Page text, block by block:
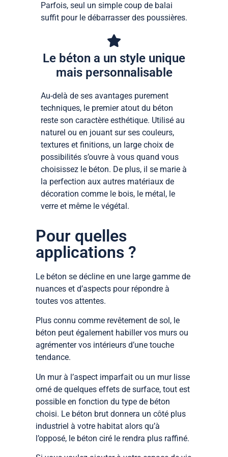
Parfois, seul un simple coup de balai
suffit pour le débarrasser des poussières.
Le béton a un style unique
mais personnalisable
Au-delà de ses avantages purement
techniques, le premier atout du béton
reste son caractère esthétique. Utilisé au
naturel ou en jouant sur ses couleurs,
textures et finitions, un large choix de
possibilités s’ouvre à vous quand vous
choisissez le béton. De plus, il se marie à
la perfection aux autres matériaux de
décoration comme le bois, le métal, le
verre et même le végétal.
Pour quelles
applications ?
Le béton se décline en une large gamme de
nuances et d’aspects pour répondre à
toutes vos attentes.
Plus connu comme revêtement de sol, le
béton peut également habiller vos murs ou
agrémenter vos intérieurs d’une touche
tendance.
Un mur à l’aspect imparfait ou un mur lisse
orné de quelques effets de surface, tout est
possible en fonction du type de béton
choisi. Le béton brut donnera un côté plus
industriel à votre habitat alors qu’à
l’opposé, le béton ciré le rendra plus raffiné.